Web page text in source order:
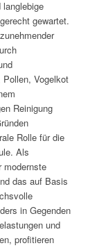
gewartet.
Vogelkot
Reinigung
Rolle für die
Als
modernste
das auf Basis
in Gegenden
und
profitieren